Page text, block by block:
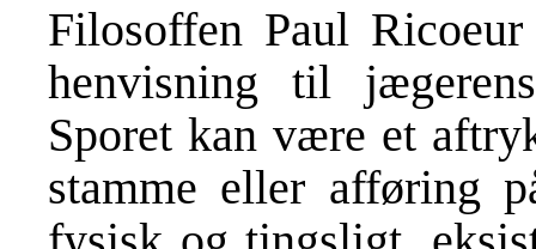
Filosoffen Paul
henvisning til
Sporet kan være et
stamme eller afføring